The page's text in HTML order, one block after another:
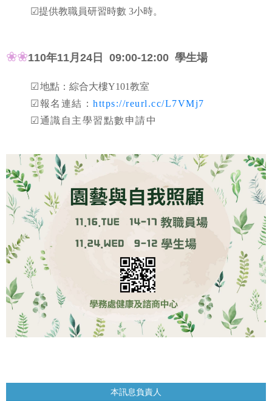
☑提供教職員研習時數 3小時。
❀❀110年11月24日 09:00-12:00 學生場
☑地點：綜合大樓Y101教室
☑報名連結：https://reurl.cc/L7VMj7
☑通識自主學習點數申請中
本訊息負責人